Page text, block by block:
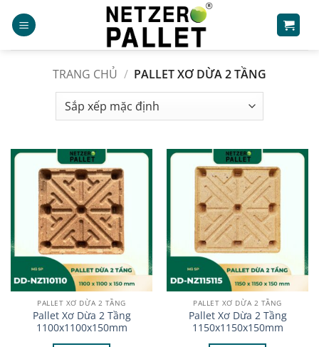
qua
TRANG CHỦ / PALLET XƠ DỪA 2 TẦNG
PALLET XƠ DỪA 2 TẦNG
Pallet Xơ Dừa 2 Tầng
1100x1100x150mm
PALLET XƠ DỪA 2 TẦNG
Pallet Xơ Dừa 2 Tầng
1150x1150x150mm